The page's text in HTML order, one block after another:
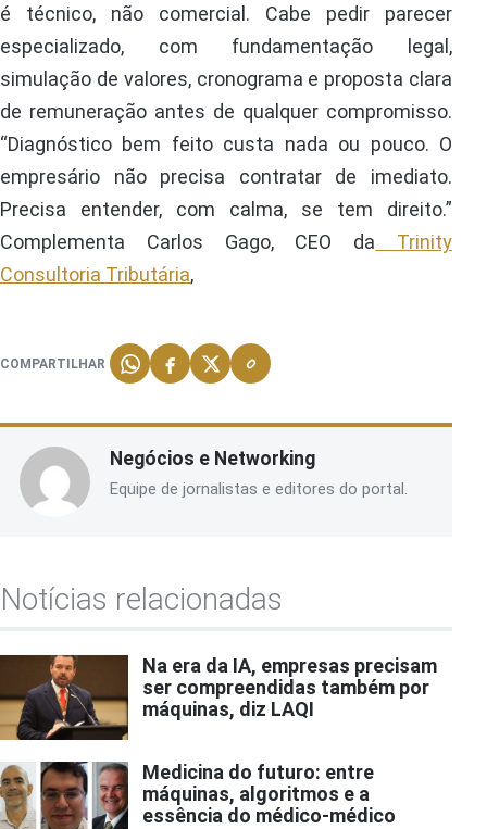
é técnico, não comercial. Cabe pedir parecer
especializado, com fundamentação legal,
simulação de valores, cronograma e proposta clara
de remuneração antes de qualquer compromisso.
“Diagnóstico bem feito custa nada ou pouco. O
empresário não precisa contratar de imediato.
Precisa entender, com calma, se tem direito.”
Complementa Carlos Gago, CEO da Trinity
Consultoria Tributária,
COMPARTILHAR
Negócios e Networking
Equipe de jornalistas e editores do portal.
Notícias relacionadas
Na era da IA, empresas precisam
ser compreendidas também por
máquinas, diz LAQI
Medicina do futuro: entre
máquinas, algoritmos e a
essência do médico-médico